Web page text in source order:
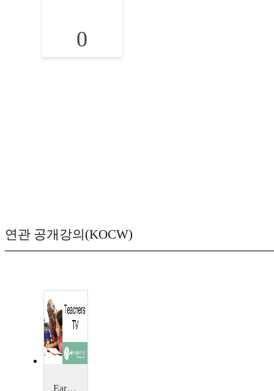
0
연관 공개강의(KOCW)
Early Years: Overcoming Obstacles with Shonette Bason